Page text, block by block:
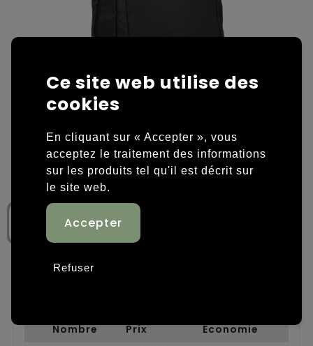
Housses et sacoches ordinateurs portables
Sacs en papier
Sacs de voyage
Sacs à dos
Sacs porté épaule
Overige kleding
Sweaters personnalisés
Vestes personnalisées
Chaussures personnalisées
Nombre Prix Économie
Ce site web utilise des
cookies
En cliquant sur « Accepter », vous
acceptez le traitement des informations
sur les produits tel qu'il est décrit sur
le site web.
Refuser